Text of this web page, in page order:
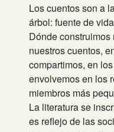
Los cuentos son a
árbol: fuente de
Dónde
nuestros cuentos,
compartimos, en
envolvemos en los
miembros más
La literatura se
es reflejo de las